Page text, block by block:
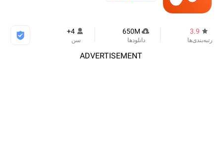
3.9
رتبه‌بندی‌ها
650M
دانلودها
4+
سن
ADVERTISEMENT